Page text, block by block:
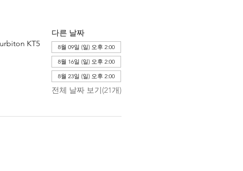
KT5
다른 날짜
8월 09일 (일) 오후 2:00
8월 16일 (일) 오후 2:00
8월 23일 (일) 오후 2:00
전체 날짜 보기(21개)